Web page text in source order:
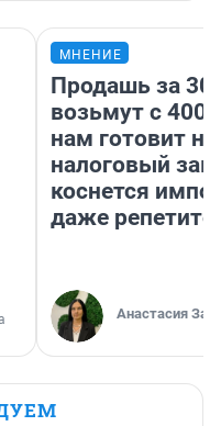
МНЕНИЕ
Продашь за
возьмут с
нам готовит
налоговый
коснется
даже
Анастасия